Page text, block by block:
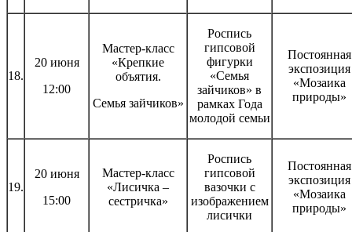
18.
20 июня
12:00
Мастер-класс
«Крепкие
объятия.
Семья зайчиков»
Роспись
гипсовой
фигурки
«Семья
зайчиков» в
рамках Года
молодой семьи
Постоянная
экспозиция
«Мозаика
природы»
19.
20 июня
15:00
Мастер-класс
«Лисичка –
сестричка»
Роспись
гипсовой
вазочки с
изображением
лисички
Постоянная
экспозиция
«Мозаика
природы»